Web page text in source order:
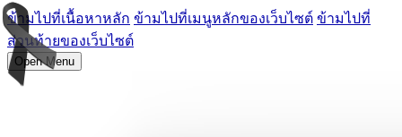
ข้ามไปที่เนื้อหาหลัก ข้ามไปที่เมนูหลักของเว็บไซต์ ข้ามไปที่
ส่วนท้ายของเว็บไซต์
Open Menu